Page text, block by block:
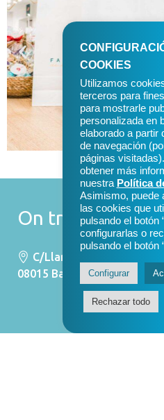
On trobar-nos
C/Llancà, 38
08015 Barcelona
COOKIES
Utilizamos
terceros para
para mostrarle
personalizada en
elaborado a partir
de navegación
páginas
obtener más
nuestra Política
Asimismo, puede
las cookies que
pulsando el botón
configurarlas o
pulsando el botón
Configurar
Rechazar todo